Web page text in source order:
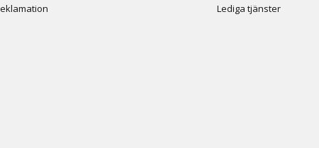
Lediga tjänster